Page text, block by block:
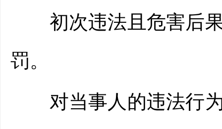
初次违法且危害后果
罚。
对当事人的违法行为